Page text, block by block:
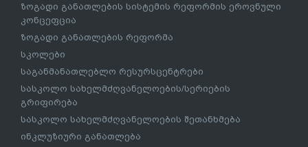
ზოგადი განათლების სისტემის რეფორმის ეროვნული
კონცეფცია
ზოგადი განათლების რეფორმა
სკოლები
საგანმანათლებლო რესურსცენტრები
სასკოლო სახელმძღვანელოების/სერიების
გრიფირება
სასკოლო სახელმძღვანელოების შეთანხმება
ინკლუზიური განათლება